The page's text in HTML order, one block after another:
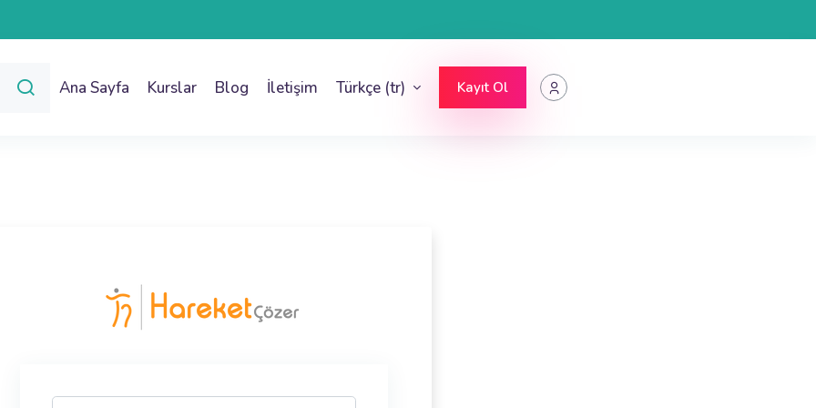
Ana Sayfa Kurslar Blog İletişim Türkçe ‎(tr)‎ Kayıt Ol
hareketçözer | Dijital İçerik Platformu